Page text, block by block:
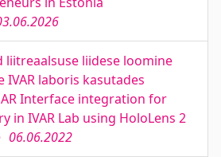
liidese loomine
IVAR laboris kasutades
Interface integration for
in IVAR Lab using HoloLens 2
06.06.2022